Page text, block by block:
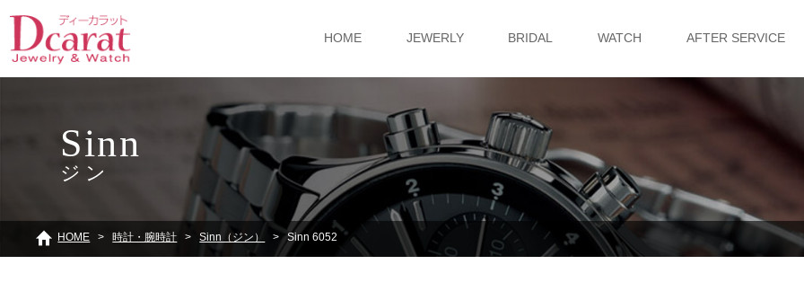
HOME JEWERLY BRIDAL WATCH AFTER SERVICE
Sinn
ジン
HOME 時計・腕時計 Sinn（ジン） Sinn 6052